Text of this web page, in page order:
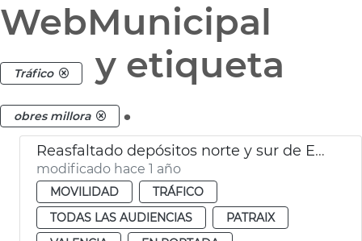
WebMunicipal
Tráfico y etiqueta
obres millora .
Reasfaltado depósitos norte y sur de EMT
modificado hace 1 año
MOVILIDAD
TRÁFICO
TODAS LAS AUDIENCIAS
PATRAIX